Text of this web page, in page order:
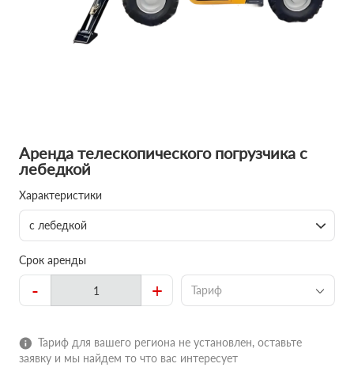
Аренда телескопического погрузчика с
лебедкой
Характеристики
с лебедкой
Срок аренды
- + Тариф
Тариф для вашего региона не установлен, оставьте
заявку и мы найдем то что вас интересует